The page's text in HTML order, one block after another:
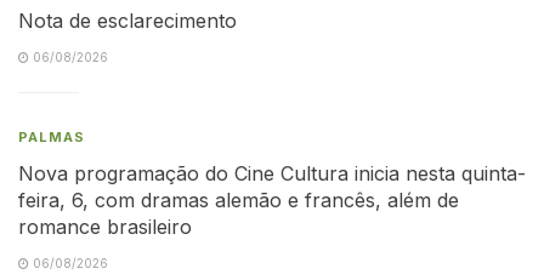
Nota de esclarecimento
06/08/2026
PALMAS
Nova programação do Cine Cultura inicia nesta quinta-
feira, 6, com dramas alemão e francês, além de
romance brasileiro
06/08/2026